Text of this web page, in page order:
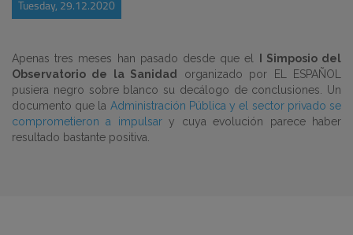
Tuesday, 29.12.2020
Apenas tres meses han pasado desde que el
I Simposio del
Observatorio de la Sanidad
organizado por EL ESPAÑOL
pusiera negro sobre blanco su decálogo de conclusiones. Un
documento que la Administración Pública y el sector privado se
comprometieron a impulsary cuya evolución parece haber
resultado bastante positiva.